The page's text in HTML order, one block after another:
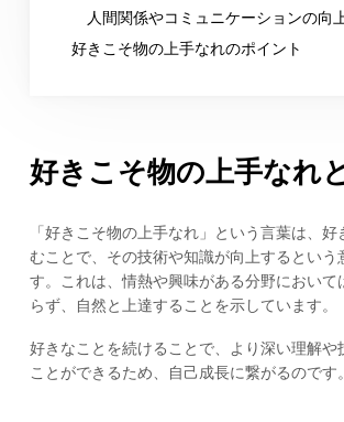
人間関係やコミュニケーションの向
好きこそ物の上手なれのポイント
好きこそ物の上手なれ
「好きこそ物の上手なれ」という言葉は、好
むことで、その技術や知識が向上するという
す。これは、情熱や興味がある分野において
らず、自然と上達することを示しています。
好きなことを続けることで、より深い理解や
ことができるため、自己成長に繋がるのです。